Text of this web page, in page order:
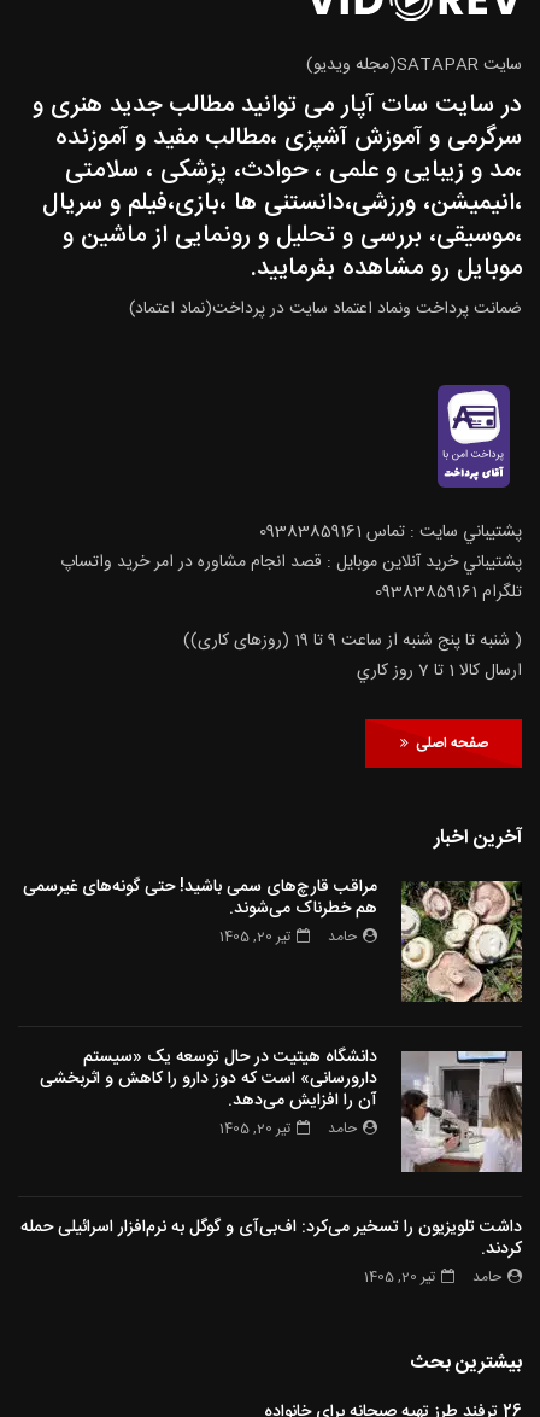
سایت SATAPAR(مجله ویدیو)
در سایت سات آپار می توانید مطالب جدید هنری و
سرگرمی و آموزش آشپزی ،مطالب مفید و آموزنده
،مد و زیبایی و علمی ، حوادث، پزشکی ، سلامتی
،انیمیشن، ورزشی،دانستنی ها ،بازی،فیلم و سریال
،موسیقی، بررسی و تحلیل و رونمایی از ماشین و
موبایل رو مشاهده بفرمایید.
ضمانت پرداخت ونماد اعتماد سایت در پرداخت(نماد اعتماد)
پشتيباني سايت : تماس 09383859161
پشتيباني خريد آنلاين موبايل : قصد انجام مشاوره در امر خرید واتساپ
تلگرام 09383859161
( شنبه تا پنج شنبه از ساعت 9 تا 19 (روزهای کاری))
ارسال كالا 1 تا 7 روز كاري
صفحه اصلی
آخرین اخبار
مراقب قارچ‌های سمی باشید! حتی گونه‌های غیرسمی
هم خطرناک می‌شوند.
حامد تیر 20, 1405
دانشگاه هیتیت در حال توسعه یک «سیستم
دارورسانی» است که دوز دارو را کاهش و اثربخشی
آن را افزایش می‌دهد.
حامد تیر 20, 1405
داشت تلویزیون را تسخیر می‌کرد: اف‌بی‌آی و گوگل به نرم‌افزار اسرائیلی حمله
کردند.
حامد تیر 20, 1405
بیشترین بحث